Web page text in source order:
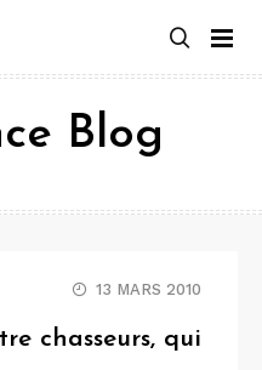
Blog
13 MARS 2010
chasseurs, qui